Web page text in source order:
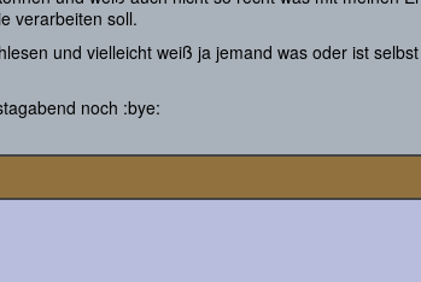
verarbeiten soll.
und vielleicht weiß ja jemand was oder ist
noch :bye: